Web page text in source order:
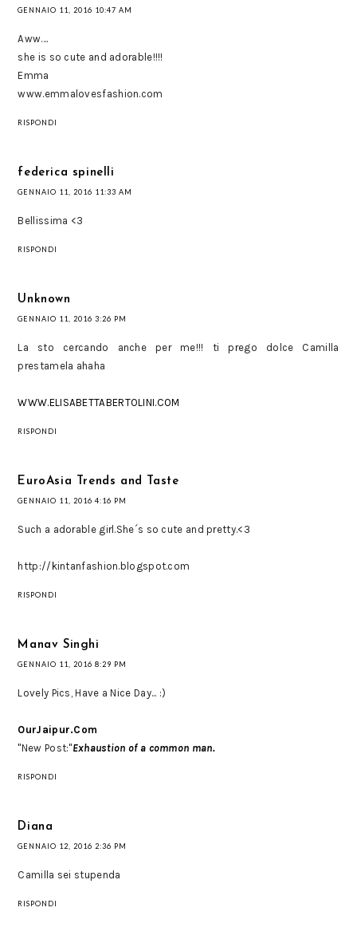
GENNAIO 11, 2016 10:47 AM
Aww....
she is so cute and adorable!!!!
Emma
www.emmalovesfashion.com
RISPONDI
federica spinelli
GENNAIO 11, 2016 11:33 AM
Bellissima <3
RISPONDI
Unknown
GENNAIO 11, 2016 3:26 PM
La sto cercando anche per me!!! ti prego dolce Camilla
prestamela ahaha
WWW.ELISABETTABERTOLINI.COM
RISPONDI
EuroAsia Trends and Taste
GENNAIO 11, 2016 4:16 PM
Such a adorable girl.She´s so cute and pretty.<3
http://kintanfashion.blogspot.com
RISPONDI
Manav Singhi
GENNAIO 11, 2016 8:29 PM
Lovely Pics, Have a Nice Day... :)
OurJaipur.Com
"New Post:"Exhaustion of a common man.
RISPONDI
Diana
GENNAIO 12, 2016 2:36 PM
Camilla sei stupenda
RISPONDI